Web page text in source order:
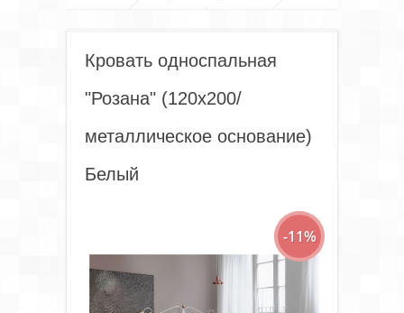
односпальная "Розана" (120х200/металлическое
основание) Белый
Кровать односпальная
"Розана" (120х200/
металлическое основание)
Белый
-11%